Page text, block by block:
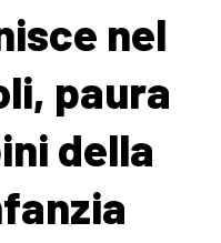
nel
paura
della